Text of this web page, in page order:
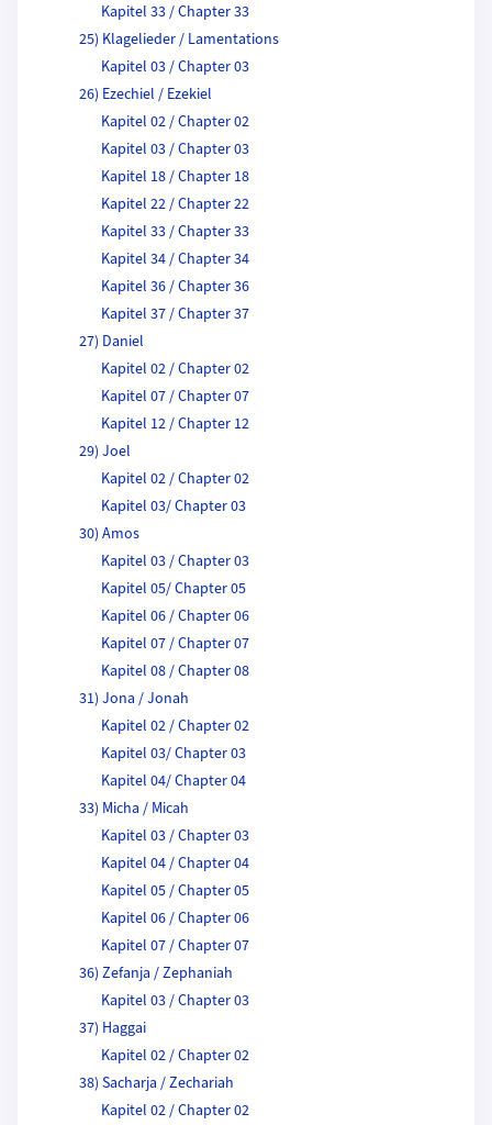
Kapitel 33 / Chapter 33
25) Klagelieder / Lamentations
Kapitel 03 / Chapter 03
26) Ezechiel / Ezekiel
Kapitel 02 / Chapter 02
Kapitel 03 / Chapter 03
Kapitel 18 / Chapter 18
Kapitel 22 / Chapter 22
Kapitel 33 / Chapter 33
Kapitel 34 / Chapter 34
Kapitel 36 / Chapter 36
Kapitel 37 / Chapter 37
27) Daniel
Kapitel 02 / Chapter 02
Kapitel 07 / Chapter 07
Kapitel 12 / Chapter 12
29) Joel
Kapitel 02 / Chapter 02
Kapitel 03/ Chapter 03
30) Amos
Kapitel 03 / Chapter 03
Kapitel 05/ Chapter 05
Kapitel 06 / Chapter 06
Kapitel 07 / Chapter 07
Kapitel 08 / Chapter 08
31) Jona / Jonah
Kapitel 02 / Chapter 02
Kapitel 03/ Chapter 03
Kapitel 04/ Chapter 04
33) Micha / Micah
Kapitel 03 / Chapter 03
Kapitel 04 / Chapter 04
Kapitel 05 / Chapter 05
Kapitel 06 / Chapter 06
Kapitel 07 / Chapter 07
36) Zefanja / Zephaniah
Kapitel 03 / Chapter 03
37) Haggai
Kapitel 02 / Chapter 02
38) Sacharja / Zechariah
Kapitel 02 / Chapter 02